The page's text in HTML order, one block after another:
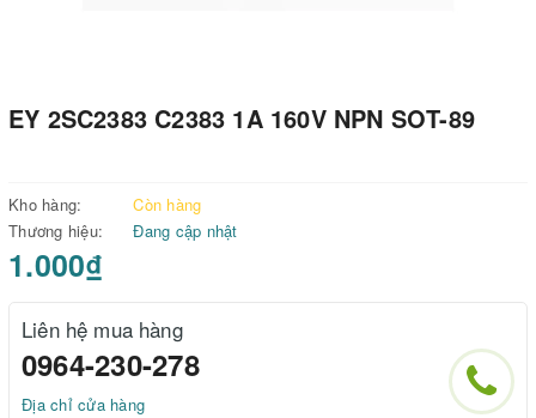
EY 2SC2383 C2383 1A 160V NPN SOT-89
Kho hàng:
Còn hàng
Thương hiệu:
Đang cập nhật
1.000₫
Liên hệ mua hàng
0964-230-278
Địa chỉ cửa hàng